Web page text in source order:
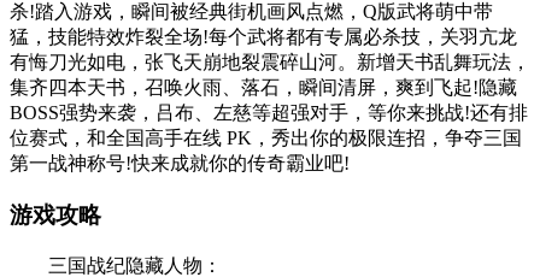
杀!踏入游戏，瞬间被经典街机画风点燃，Q版武将萌中带
猛，技能特效炸裂全场!每个武将都有专属必杀技，关羽亢龙
有悔刀光如电，张飞天崩地裂震碎山河。新增天书乱舞玩法，
集齐四本天书，召唤火雨、落石，瞬间清屏，爽到飞起!隐藏
BOSS强势来袭，吕布、左慈等超强对手，等你来挑战!还有排
位赛式，和全国高手在线 PK，秀出你的极限连招，争夺三国
第一战神称号!快来成就你的传奇霸业吧!
游戏攻略
三国战纪隐藏人物：